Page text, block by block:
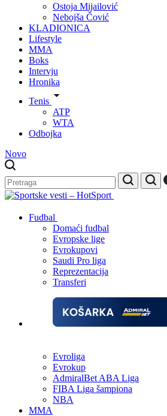
Ostoja Mijailović
Nebojša Čović
KLADIONICA
Lifestyle
MMA
Boks
Intervju
Hronika
Tenis
ATP
WTA
Odbojka
Novo
Fudbal
Domaći fudbal
Evropske lige
Evrokupovi
Saudi Pro liga
Reprezentacija
Transferi
Evroliga
Evrokup
AdmiralBet ABA Liga
FIBA Liga šampiona
NBA
MMA